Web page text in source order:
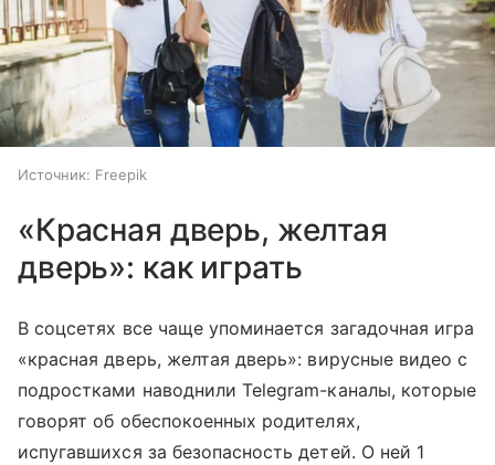
Источник: Freepik
«Красная дверь, желтая
дверь»: как играть
В соцсетях все чаще упоминается загадочная игра
«красная дверь, желтая дверь»: вирусные видео с
подростками наводнили Telegram-каналы, которые
говорят об обеспокоенных родителях,
испугавшихся за безопасность детей. О ней 1